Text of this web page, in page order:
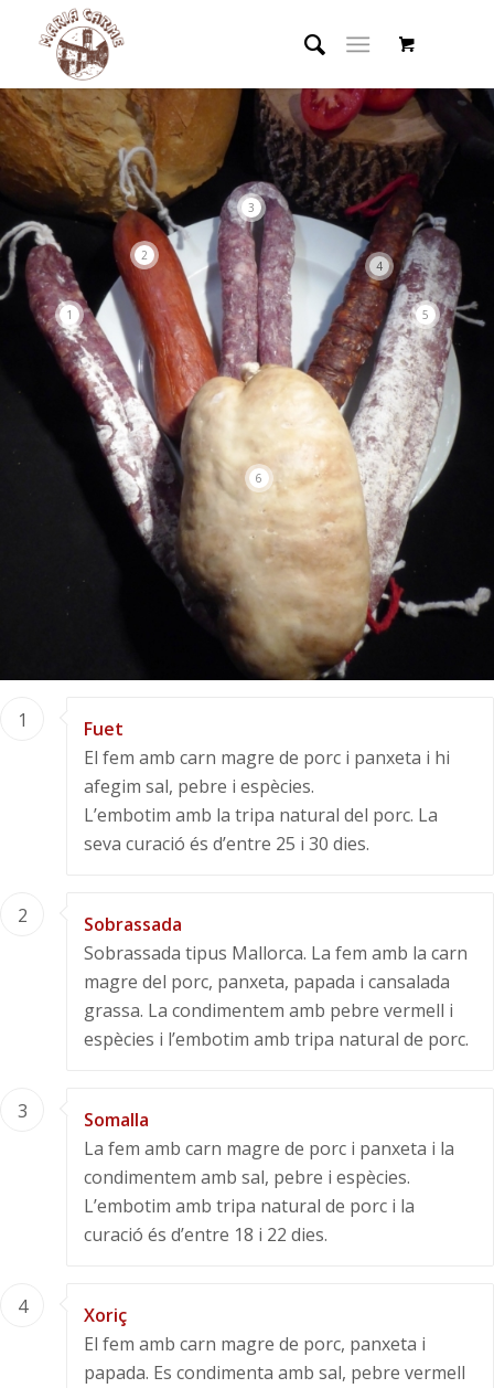
1
2
3
4
5
6
1
Fuet
El fem amb carn magre de porc i panxeta i hi
afegim sal, pebre i espècies.
L’embotim amb la tripa natural del porc. La
seva curació és d’entre 25 i 30 dies.
2
Sobrassada
Sobrassada tipus Mallorca. La fem amb la carn
magre del porc, panxeta, papada i cansalada
grassa. La condimentem amb pebre vermell i
espècies i l’embotim amb tripa natural de porc.
3
Somalla
La fem amb carn magre de porc i panxeta i la
condimentem amb sal, pebre i espècies.
L’embotim amb tripa natural de porc i la
curació és d’entre 18 i 22 dies.
4
Xoriç
El fem amb carn magre de porc, panxeta i
papada. Es condimenta amb sal, pebre vermell